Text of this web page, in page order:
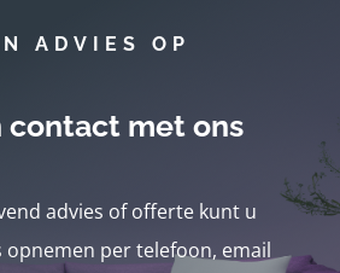
ADVIES OP
contact met ons
advies of offerte kunt u
per telefoon, email